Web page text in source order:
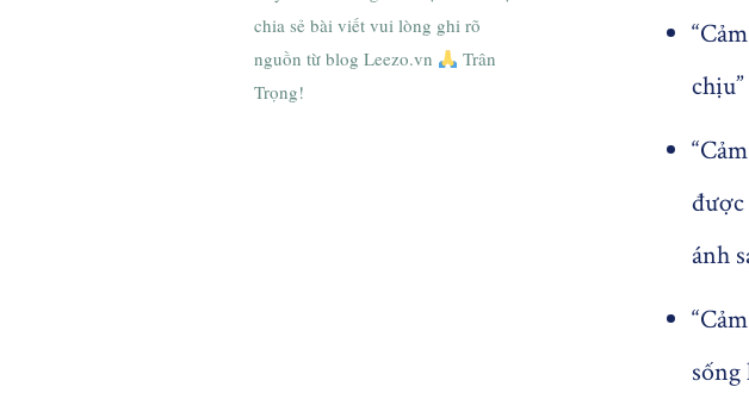
chia sẻ bài viết vui lòng ghi rõ
nguồn từ blog Leezo.vn
Trân
Trọng!
chịu”
được
ánh